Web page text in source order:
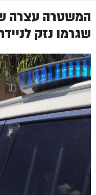
המשטרה עצרה
שגרמו נזק